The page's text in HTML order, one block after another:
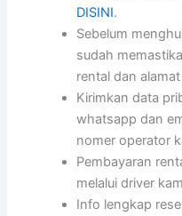
DISINI.
Sebelum
sudah
rental dan
Kirimkan data
whatsapp dan
nomer operator
Pembayaran
melalui driver
Info lengkap